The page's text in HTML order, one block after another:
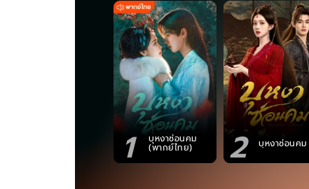
1 บุหงาซ่อนคม
(พากย์ไทย) 2 บุหงาซ่อนคม